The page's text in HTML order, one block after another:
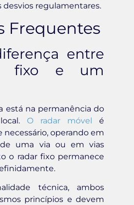
desvios regulamentares.
Frequentes
entre
fixo e um
está na permanência do
O radar móvel é
operando em
uma via ou em vias
o radar fixo permanece
técnica, ambos
princípios e devem